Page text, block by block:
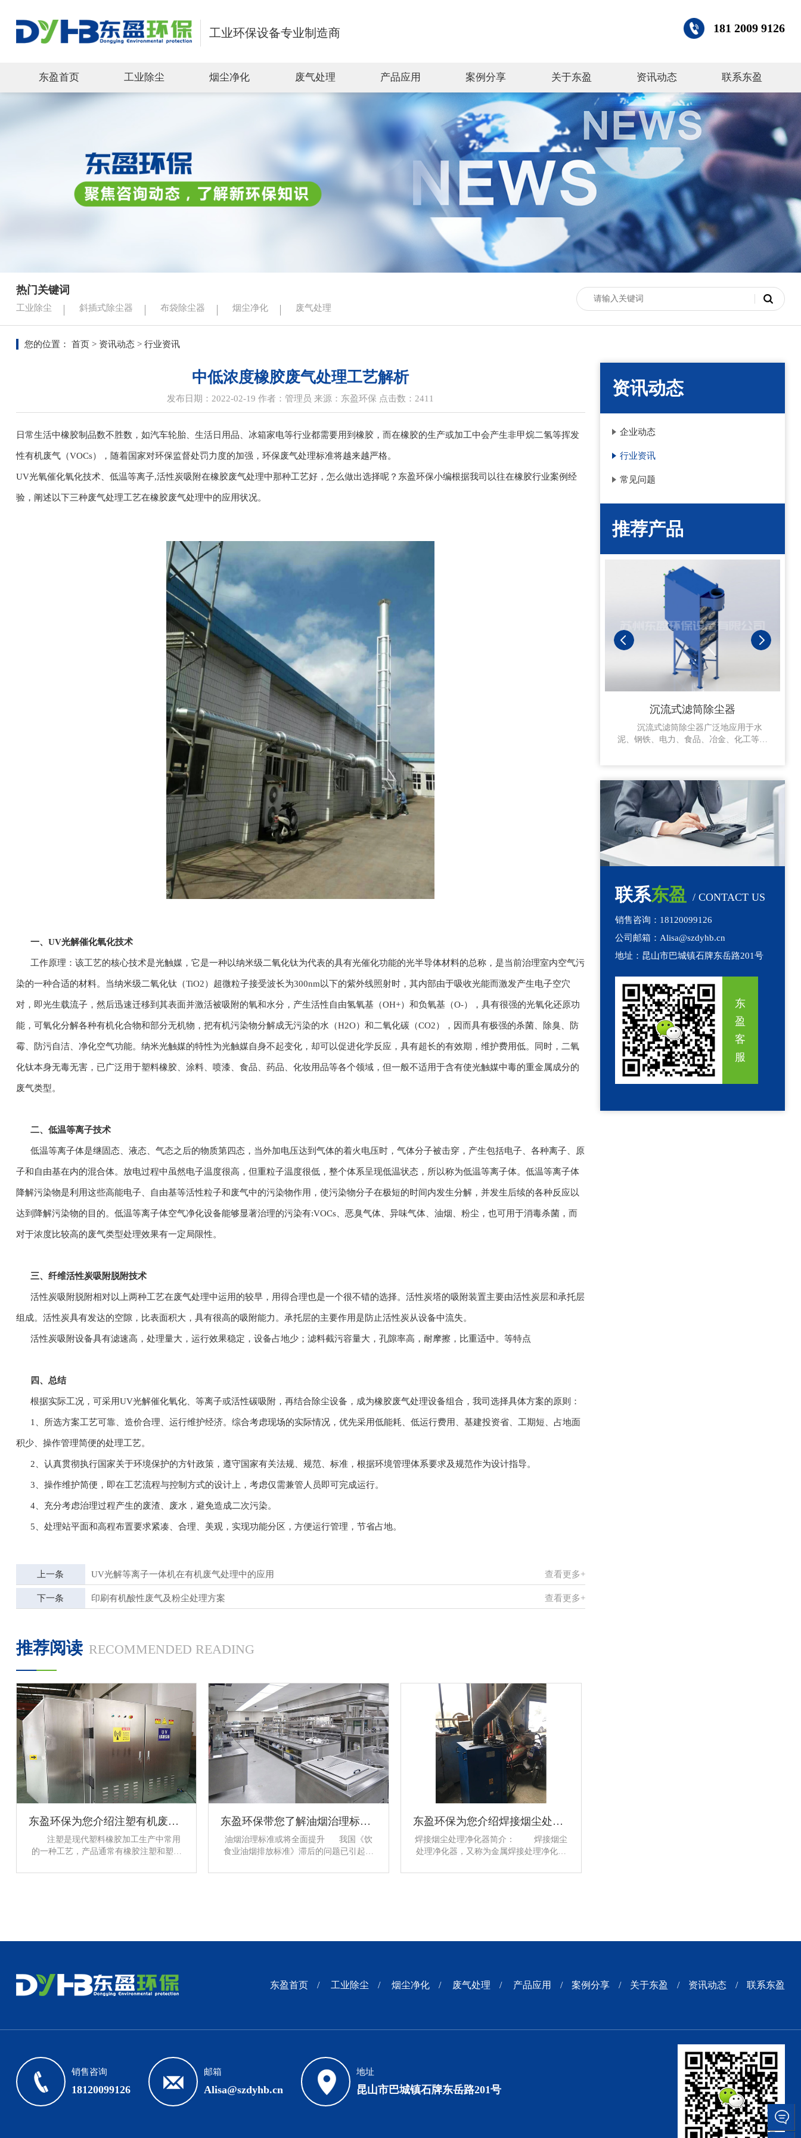
工业环保设备专业制造商 181 2009 9126
东盈首页 工业除尘 烟尘净化 废气处理 产品应用 案例分享 关于东盈 资讯动态 联系东盈
热门关键词
工业除尘 斜插式除尘器 布袋除尘器 烟尘净化 废气处理
您的位置： 首页> 资讯动态> 行业资讯
资讯动态
企业动态
行业资讯
常见问题
推荐产品
沉流式滤筒除尘器
沉流式滤筒除尘器广泛地应用于水
泥、钢铁、电力、食品、冶金、化工等工
联系东盈 / CONTACT US
销售咨询：18120099126
公司邮箱：Alisa@szdyhb.cn
地址：昆山市巴城镇石牌东岳路201号
东
盈
客
服
中低浓度橡胶废气处理工艺解析
发布日期：2022-02-19 作者：管理员 来源：东盈环保 点击数：2411
日常生活中橡胶制品数不胜数，如汽车轮胎、生活日用品、冰箱家电等行业都需要用到橡胶，而在橡胶的生产或加工中会产生非甲烷二氢等挥发
性有机废气（VOCs），随着国家对环保监督处罚力度的加强，环保废气处理标准将越来越严格。
UV光氧催化氧化技术、低温等离子,活性炭吸附在橡胶废气处理中那种工艺好，怎么做出选择呢？东盈环保小编根据我司以往在橡胶行业案例经
验，阐述以下三种废气处理工艺在橡胶废气处理中的应用状况。
一、UV光解催化氧化技术
工作原理：该工艺的核心技术是光触媒，它是一种以纳米级二氧化钛为代表的具有光催化功能的光半导体材料的总称，是当前治理室内空气污
染的一种合适的材料。当纳米级二氧化钛（TiO2）超微粒子接受波长为300nm以下的紫外线照射时，其内部由于吸收光能而激发产生电子空穴
对，即光生载流子，然后迅速迁移到其表面并激活被吸附的氧和水分，产生活性自由氢氧基（OH+）和负氧基（O-），具有很强的光氧化还原功
能，可氧化分解各种有机化合物和部分无机物，把有机污染物分解成无污染的水（H2O）和二氧化碳（CO2），因而具有极强的杀菌、除臭、防
霉、防污自洁、净化空气功能。纳米光触媒的特性为光触媒自身不起变化，却可以促进化学反应，具有超长的有效期，维护费用低。同时，二氧
化钛本身无毒无害，已广泛用于塑料橡胶、涂料、喷漆、食品、药品、化妆用品等各个领域，但一般不适用于含有使光触媒中毒的重金属成分的
废气类型。
二、低温等离子技术
低温等离子体是继固态、液态、气态之后的物质第四态，当外加电压达到气体的着火电压时，气体分子被击穿，产生包括电子、各种离子、原
子和自由基在内的混合体。放电过程中虽然电子温度很高，但重粒子温度很低，整个体系呈现低温状态，所以称为低温等离子体。低温等离子体
降解污染物是利用这些高能电子、自由基等活性粒子和废气中的污染物作用，使污染物分子在极短的时间内发生分解，并发生后续的各种反应以
达到降解污染物的目的。低温等离子体空气净化设备能够显著治理的污染有:VOCs、恶臭气体、异味气体、油烟、粉尘，也可用于消毒杀菌，而
对于浓度比较高的废气类型处理效果有一定局限性。
三、纤维活性炭吸附脱附技术
活性炭吸附脱附相对以上两种工艺在废气处理中运用的较早，用得合理也是一个很不错的选择。活性炭塔的吸附装置主要由活性炭层和承托层
组成。活性炭具有发达的空隙，比表面积大，具有很高的吸附能力。承托层的主要作用是防止活性炭从设备中流失。
活性炭吸附设备具有滤速高，处理量大，运行效果稳定，设备占地少；滤料截污容量大，孔隙率高，耐摩擦，比重适中。等特点
四、总结
根据实际工况，可采用UV光解催化氧化、等离子或活性碳吸附，再结合除尘设备，成为橡胶废气处理设备组合，我司选择具体方案的原则：
1、所选方案工艺可靠、造价合理、运行维护经济。综合考虑现场的实际情况，优先采用低能耗、低运行费用、基建投资省、工期短、占地面
积少、操作管理简便的处理工艺。
2、认真贯彻执行国家关于环境保护的方针政策，遵守国家有关法规、规范、标准，根据环境管理体系要求及规范作为设计指导。
3、操作维护简便，即在工艺流程与控制方式的设计上，考虑仅需兼管人员即可完成运行。
4、充分考虑治理过程产生的废渣、废水，避免造成二次污染。
5、处理站平面和高程布置要求紧凑、合理、美观，实现功能分区，方便运行管理，节省占地。
上一条 UV光解等离子一体机在有机废气处理中的应用 查看更多+
下一条 印刷有机酸性废气及粉尘处理方案 查看更多+
推荐阅读 RECOMMENDED READING
东盈环保为您介绍注塑有机废气处理方法
注塑是现代塑料橡胶加工生产中常用
的一种工艺，产品通常有橡胶注塑和塑料
废气如果得不到有效的处理将会对大气造
东盈环保带您了解油烟治理标准或即将全面提升
油烟治理标准或将全面提升 我国《饮
食业油烟排放标准》滞后的问题已引起监
特性，结合当前的行业实际，科学制定排
东盈环保为您介绍焊接烟尘处理净化器
焊接烟尘处理净化器简介： 焊接烟尘
处理净化器，又称为金属焊接处理净化设
切割平台净化器，金属焊接打磨工...
东盈首页 / 工业除尘 / 烟尘净化 / 废气处理 / 产品应用 / 案例分享 / 关于东盈 / 资讯动态 / 联系东盈
销售咨询
18120099126
邮箱
Alisa@szdyhb.cn
地址
昆山市巴城镇石牌东岳路201号